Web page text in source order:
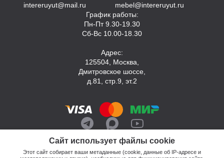
Сайт использует файлы cookie
Этот сайт собирает ваши метаданные (cookie, данные об IP-адресе и
intereruyut@mail.ru
mebel@intereruyut.ru
График работы:
Пн-Пт 9.30-19.30
Сб-Вс 10.00-18.30
Адрес:
125504, Москва,
Дмитровское шоссе,
д.81, стр.9, эт.2